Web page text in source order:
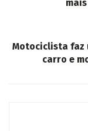
Motociclista faz
carro e